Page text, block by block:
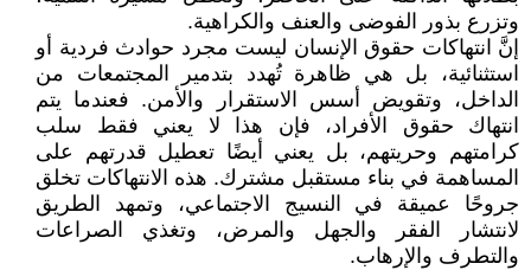
وتزرع بذور الفوضى والعنف والكراهية.
إنَّ انتهاكات حقوق الإنسان ليست مجرد حوادث فردية أو
استثنائية، بل هي ظاهرة تُهدد بتدمير المجتمعات من
الداخل، وتقويض أسس الاستقرار والأمن. فعندما يتم
انتهاك حقوق الأفراد، فإن هذا لا يعني فقط سلب
كرامتهم وحريتهم، بل يعني أيضًا تعطيل قدرتهم على
المساهمة في بناء مستقبل مشترك. هذه الانتهاكات تخلق
جروحًا عميقة في النسيج الاجتماعي، وتمهد الطريق
لانتشار الفقر والجهل والمرض، وتغذي الصراعات
والتطرف والإرهاب.